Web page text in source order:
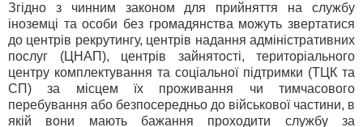
Згідно з чинним законом для прийняття на службу
іноземці та особи без громадянства можуть звертатися
до центрів рекрутингу, центрів надання адміністративних
послуг (ЦНАП), центрів зайнятості, територіального
центру комплектування та соціальної підтримки (ТЦК та
СП) за місцем їх проживання чи тимчасового
перебування або безпосередньо до військової частини, в
якій вони мають бажання проходити службу за